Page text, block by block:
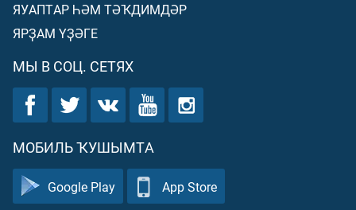
ЯУАПТАР ҺӘМ ТӘҠДИМДӘР
ЯРҘАМ ҮҘӘГЕ
МЫ В СОЦ. СЕТЯХ
МОБИЛЬ ҠУШЫМТА
Google Play App Store